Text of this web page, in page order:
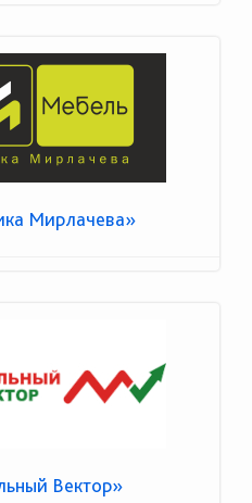
Мирлачева»
Вектор»